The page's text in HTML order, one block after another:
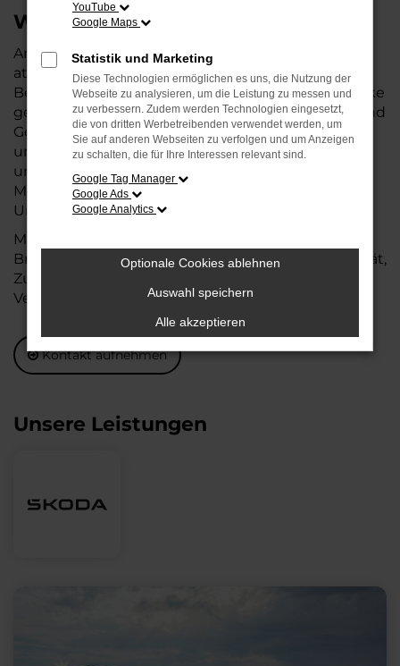
Willkommen bei Škoda Bremen
Am Standort Škoda Bremen wird den Kunden ein
attraktives Fahrzeugangebot sowie kompetente
Beratung rund um die beliebte tschechische Marke
geboten. Neben einer großen Auswahl an Neu- und
Gebrauchtwagen überzeugt der Standort mit
umfassenden Serviceleistungen – von Wartung
und Reparatur über Versicherungsdienst und
Mietwagenservice bis hin zum professionellen
Unfallschadensmanagement.
Mit viel Erfahrung und Leidenschaft ist Škoda
Bremen die richtige Adresse für alle, die auf Qualität,
Zuverlässigkeit und ein faires Preis-Leistungs-
Verhältnis setzen.
Kontakt aufnehmen
Unsere Leistungen
YouTube
Google Maps
Statistik und Marketing
Diese Technologien ermöglichen es uns, die Nutzung der
Webseite zu analysieren, um die Leistung zu messen und
zu verbessern. Zudem werden Technologien eingesetzt,
die von dritten Werbetreibenden verwendet werden, um
Sie auf anderen Webseiten zu verfolgen und um Anzeigen
zu schalten, die für Ihre Interessen relevant sind.
Google Tag Manager
Google Ads
Google Analytics
Optionale Cookies ablehnen
Auswahl speichern
Alle akzeptieren